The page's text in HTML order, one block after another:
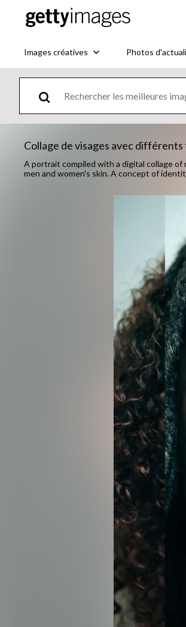
Images créatives Photos
Collage de visages avec différents
A portrait compiled with a digital collage of
men and women's skin. A concept of